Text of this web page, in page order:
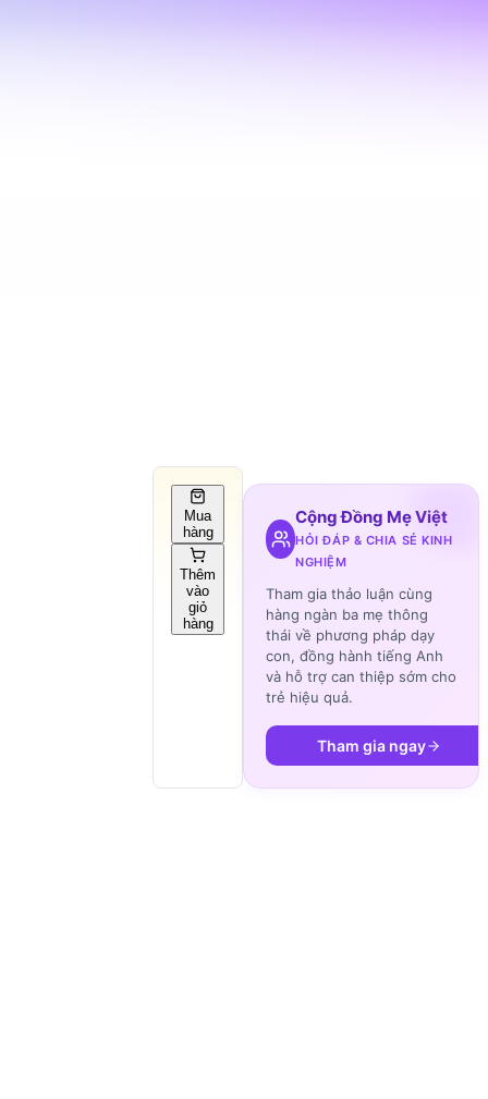
Mua
hàng
Thêm
vào
giỏ
hàng
Cộng Đồng Mẹ Việt
HỎI ĐÁP & CHIA SẺ KINH
NGHIỆM
Tham gia thảo luận cùng
hàng ngàn ba mẹ thông
thái về phương pháp dạy
con, đồng hành tiếng Anh
và hỗ trợ can thiệp sớm cho
trẻ hiệu quả.
Tham gia ngay